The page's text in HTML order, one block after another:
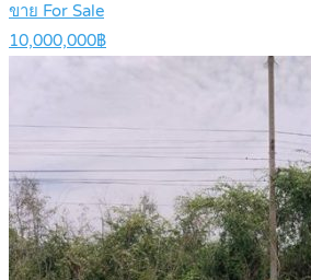
ขาย For Sale
10,000,000฿